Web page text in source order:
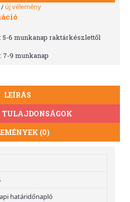
/ új vélemény
5-6 munkanap raktárkészlettől
7-9 munkanap
LEÍRÁS
TULAJDONSÁGOK
(0)
határidőnapló